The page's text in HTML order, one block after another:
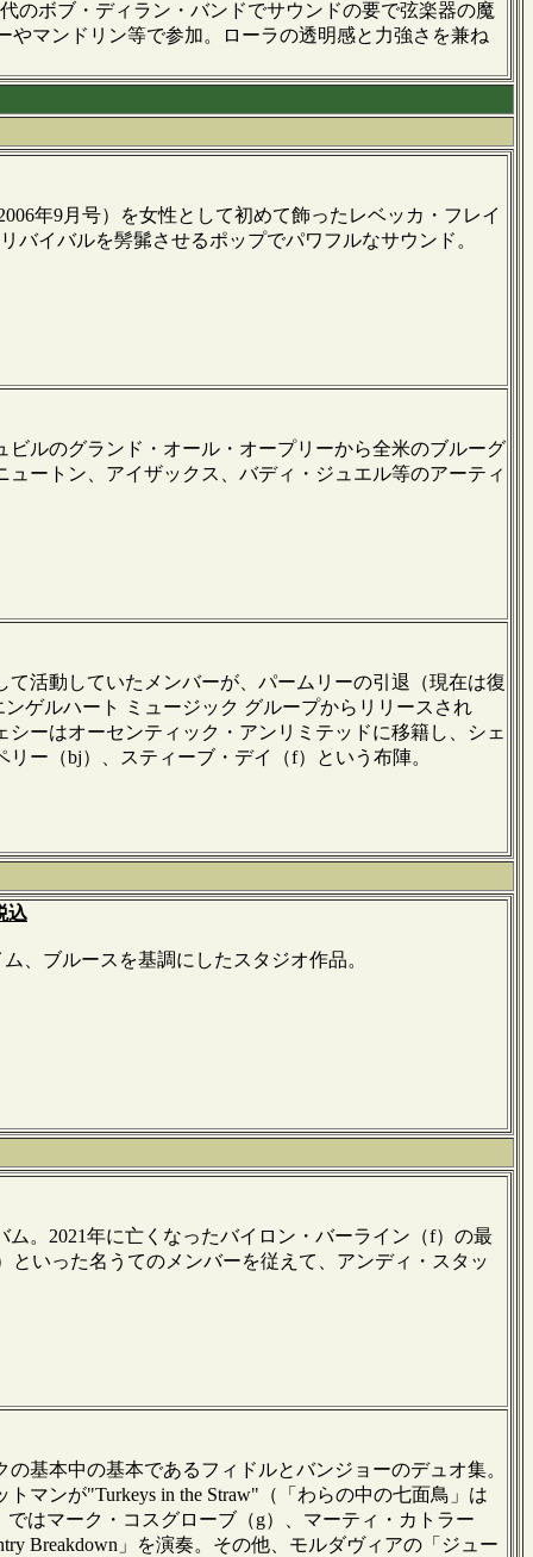
のボブ・ディラン・バンドでサウンドの要で弦楽器の魔
マンドリン等で参加。ローラの透明感と力強さを兼ね
年9月号）を女性として初めて飾ったレベッカ・フレイ
バイバルを髣髴させるポップでパワフルなサウンド。
ルのグランド・オール・オープリーから全米のブルーグ
ートン、アイザックス、バディ・ジュエル等のアーティ
活動していたメンバーが、パームリーの引退（現在は復
ゲルハート ミュージック グループからリリースされ
ーはオーセンティック・アンリミテッドに移籍し、シェ
ー（bj）、スティーブ・デイ（f）という布陣。
込
、ブルースを基調にしたスタジオ作品。
。2021年に亡くなったバイロン・バーライン（f）の最
いった名うてのメンバーを従えて、アンディ・スタッ
基本中の基本であるフィドルとバンジョーのデュオ集。
マンが"Turkeys in the Straw"（「わらの中の七面鳥」は
はマーク・コスグローブ（g）、マーティ・カトラー
Breakdown」を演奏。その他、モルダヴィアの「ジュー